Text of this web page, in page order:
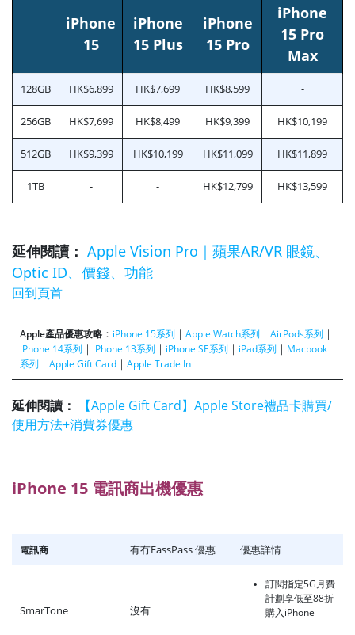
iPhone
15
iPhone
15 Plus
iPhone
15 Pro
iPhone
15 Pro
Max
128GB HK$6,899 HK$7,699 HK$8,599 -
256GB HK$7,699 HK$8,499 HK$9,399 HK$10,199
512GB HK$9,399 HK$10,199 HK$11,099 HK$11,899
1TB - - HK$12,799 HK$13,599
延伸閱讀： Apple Vision Pro｜蘋果AR/VR 眼鏡、
Optic ID、價錢、功能
回到頁首
Apple產品優惠攻略 ： iPhone 15系列 ｜ Apple Watch系列 ｜ AirPods系列 ｜
iPhone 14系列 ｜ iPhone 13系列 ｜ iPhone SE系列 ｜ iPad系列 ｜ Macbook
系列 ｜ Apple Gift Card ｜ Apple Trade In
延伸閱讀：
【Apple Gift Card】Apple Store禮品卡購買/
使用方法+消費券優惠
iPhone 15 電訊商出機優惠
電訊商 有冇FassPass 優惠 優惠詳情
SmarTone 沒有
訂閱指定5G月費
計劃享低至88折
購入iPhone